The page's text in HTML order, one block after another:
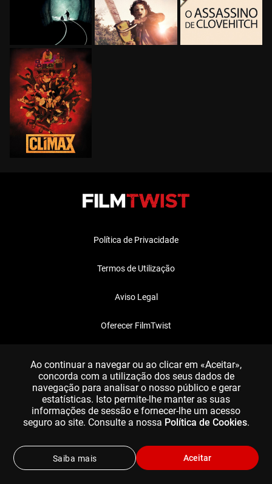
Política de Privacidade
Termos de Utilização
Aviso Legal
Oferecer FilmTwist
Ao continuar a navegar ou ao clicar em «Aceitar»,
concorda com a utilização dos seus dados de
navegação para analisar o nosso público e gerar
estatísticas. Isto permite-lhe manter as suas
informações de sessão e fornecer-lhe um acesso
seguro ao site. Consulte a nossa Política de Cookies.
Aceitar
Saiba mais